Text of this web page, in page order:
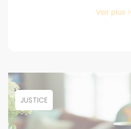
Voir plus >
JUSTICE